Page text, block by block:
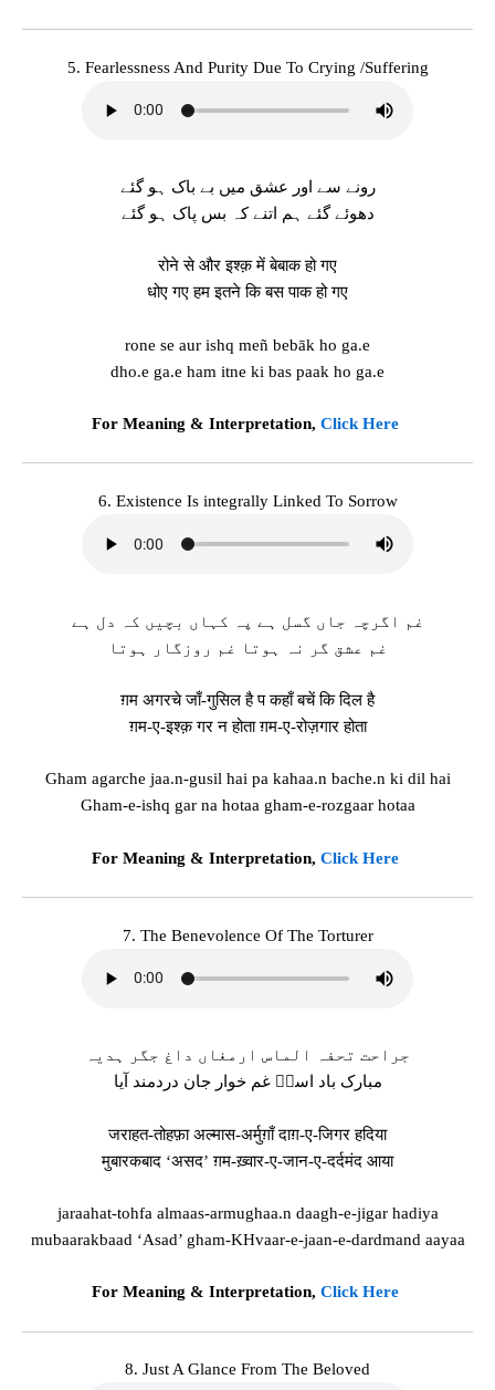
5. Fearlessness And Purity Due To Crying /Suffering
رونے سے اور عشق میں بے باک ہو گئے
دھوئے گئے ہم اتنے کہ بس پاک ہو گئے
रोने से और इश्क़ में बेबाक हो गए
धोए गए हम इतने कि बस पाक हो गए
rone se aur ishq meñ bebāk ho ga.e
dho.e ga.e ham itne ki bas paak ho ga.e
For Meaning & Interpretation, Click Here
6. Existence Is integrally Linked To Sorrow
غم اگرچہ جاں گسل ہے پہ کہاں بچیں کہ دل ہے
غم عشق گر نہ ہوتا غم روزگار ہوتا
ग़म अगरचे जाँ-गुसिल है प कहाँ बचें कि दिल है
ग़म-ए-इश्क़ गर न होता ग़म-ए-रोज़गार होता
Gham agarche jaa.n-gusil hai pa kahaa.n bache.n ki dil hai
Gham-e-ishq gar na hotaa gham-e-rozgaar hotaa
For Meaning & Interpretation, Click Here
7. The Benevolence Of The Torturer
جراحت تحفہ الماس ارمغاں داغ جگر ہدیہ
مبارک باد اسدؔ غم خوار جان دردمند آیا
जराहत-तोहफ़ा अल्मास-अर्मुग़ाँ दाग़-ए-जिगर हदिया
मुबारकबाद ‘असद’ ग़म-ख़्वार-ए-जान-ए-दर्दमंद आया
jaraahat-tohfa almaas-armughaa.n daagh-e-jigar hadiya
mubaarakbaad ‘Asad’ gham-KHvaar-e-jaan-e-dardmand aayaa
For Meaning & Interpretation, Click Here
8. Just A Glance From The Beloved